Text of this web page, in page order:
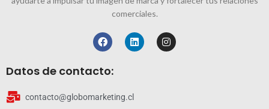
comerciales.
Datos de contacto:
contacto@globomarketing.cl